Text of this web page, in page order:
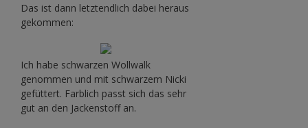
Das ist dann letztendlich dabei heraus
gekommen:
Ich habe schwarzen Wollwalk
genommen und mit schwarzem Nicki
gefüttert. Farblich passt sich das sehr
gut an den Jackenstoff an.